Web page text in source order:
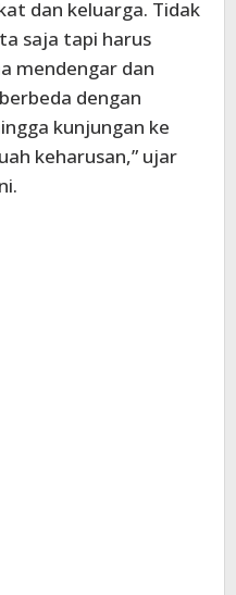
dan keluarga. Tidak
saja tapi harus
mendengar dan
dengan
kunjungan ke
keharusan,” ujar